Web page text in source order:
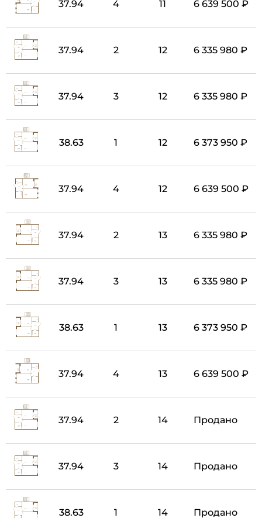
37.94 4 11 6 639 500 ₽
37.94 2 12 6 335 980 ₽
37.94 3 12 6 335 980 ₽
38.63 1 12 6 373 950 ₽
37.94 4 12 6 639 500 ₽
37.94 2 13 6 335 980 ₽
37.94 3 13 6 335 980 ₽
38.63 1 13 6 373 950 ₽
37.94 4 13 6 639 500 ₽
37.94 2 14 Продано
37.94 3 14 Продано
38.63 1 14 Продано